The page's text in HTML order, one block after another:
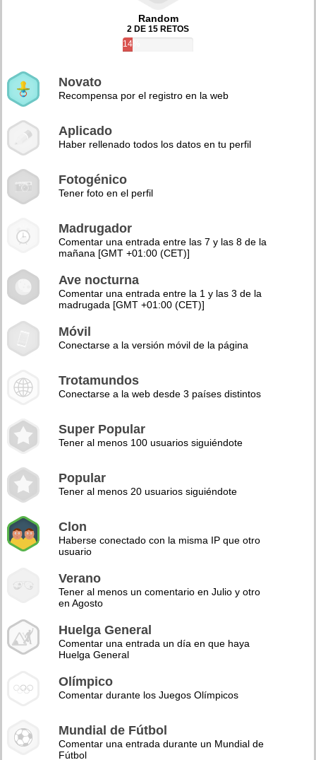
Random
2 DE 15 RETOS
14%
Novato
Recompensa por el registro en la web
Aplicado
Haber rellenado todos los datos en tu perfil
Fotogénico
Tener foto en el perfil
Madrugador
Comentar una entrada entre las 7 y las 8 de la
mañana [GMT +01:00 (CET)]
Ave nocturna
Comentar una entrada entre la 1 y las 3 de la
madrugada [GMT +01:00 (CET)]
Móvil
Conectarse a la versión móvil de la página
Trotamundos
Conectarse a la web desde 3 países distintos
Super Popular
Tener al menos 100 usuarios siguiéndote
Popular
Tener al menos 20 usuarios siguiéndote
Clon
Haberse conectado con la misma IP que otro
usuario
Verano
Tener al menos un comentario en Julio y otro
en Agosto
Huelga General
Comentar una entrada un día en que haya
Huelga General
Olímpico
Comentar durante los Juegos Olímpicos
Mundial de Fútbol
Comentar una entrada durante un Mundial de
Fútbol